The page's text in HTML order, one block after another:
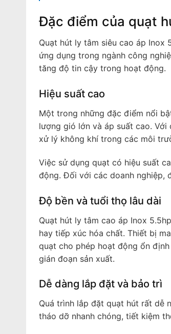
Đặc điểm của quạt
Quạt hút ly tâm siêu cao áp Inox
ứng dụng trong ngành công
tăng độ tin cậy trong hoạt động.
Hiệu suất cao
Một trong những đặc điểm nổi
lượng gió lớn và áp suất cao.
xử lý không khí trong các môi
Việc sử dụng quạt có hiệu suất
động. Đối với các doanh nghiệp,
Độ bền và tuổi thọ lâu dài
Quạt hút ly tâm cao áp Inox
hay tiếp xúc hóa chất. Thiết bị
quạt cho phép hoạt động ổn
gián đoạn sản xuất.
Dễ dàng lắp đặt và bảo trì
Quá trình lắp đặt quạt hút rất dễ
tháo dỡ nhanh chóng, tiết kiệm